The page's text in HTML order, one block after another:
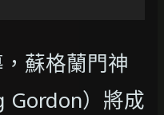
蘇格蘭門神
Gordon）將成